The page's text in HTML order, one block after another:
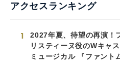
アクセスランキング
1
2027年夏、待望の再演！
リスティーヌ役のWキャ
ミュージカル 『ファント